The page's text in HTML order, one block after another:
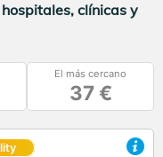
clínicas y
El más cercano
37 €